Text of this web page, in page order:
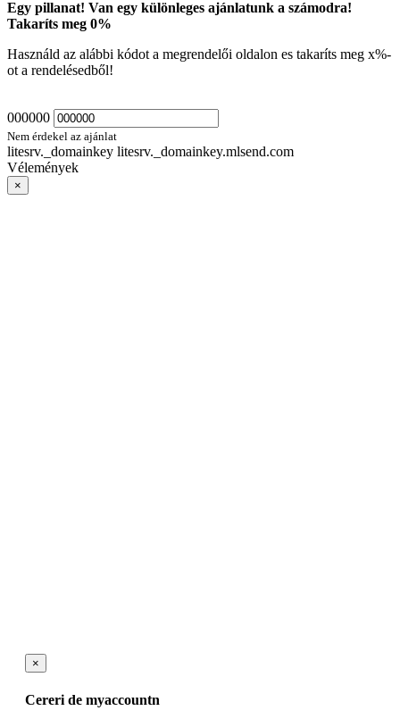
Egy pillanat! Van egy különleges ajánlatunk a számodra!
Takaríts meg 0%
Használd az alábbi kódot a megrendelői oldalon es takaríts meg x%-
ot a rendelésedből!
000000
Nem érdekel az ajánlat
litesrv._domainkey litesrv._domainkey.mlsend.com
Vélemények
×
×
Cereri de myaccountn